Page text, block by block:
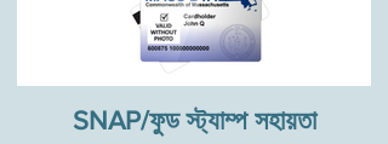
SNAP/ফুড স্ট্যাম্প সহায়তা